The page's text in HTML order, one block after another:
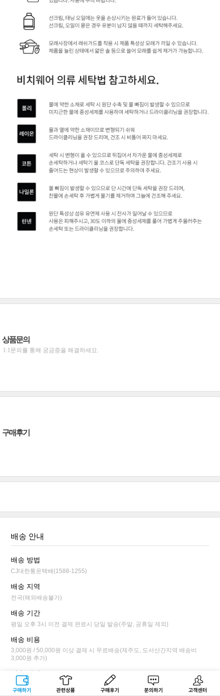
구매하기 관련상품 상품후기 문의하기 고객센터
상품문의
1:1문의를 통해 궁금증을 해결하세요.
구매후기
배송 안내
배송 방법
CJ대한통운택배(1588-1255)
배송 지역
전국(해외배송불가)
배송 기간
평일 오후 3시 이전 결제 완료시 당일 발송(주말, 공휴일 제외)
배송 비용
3,000원 / 50,000원 이상 결제 시 무료배송(제주도, 도서산간지역 배송비
3,000원 추가)
배송 안내
평일 오후 3시 이전 결제 완료시 당일 발송됩니다.